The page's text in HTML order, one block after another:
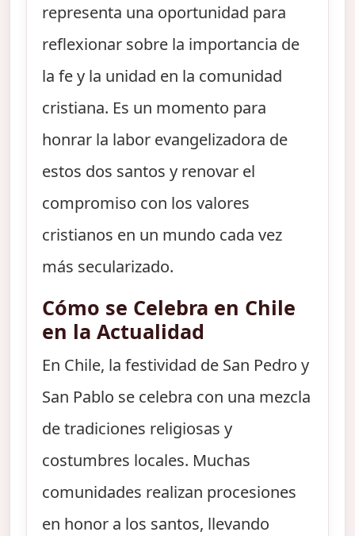
representa una oportunidad para
reflexionar sobre la importancia de
la fe y la unidad en la comunidad
cristiana. Es un momento para
honrar la labor evangelizadora de
estos dos santos y renovar el
compromiso con los valores
cristianos en un mundo cada vez
más secularizado.
Cómo se Celebra en Chile
en la Actualidad
En Chile, la festividad de San Pedro y
San Pablo se celebra con una mezcla
de tradiciones religiosas y
costumbres locales. Muchas
comunidades realizan procesiones
en honor a los santos, llevando